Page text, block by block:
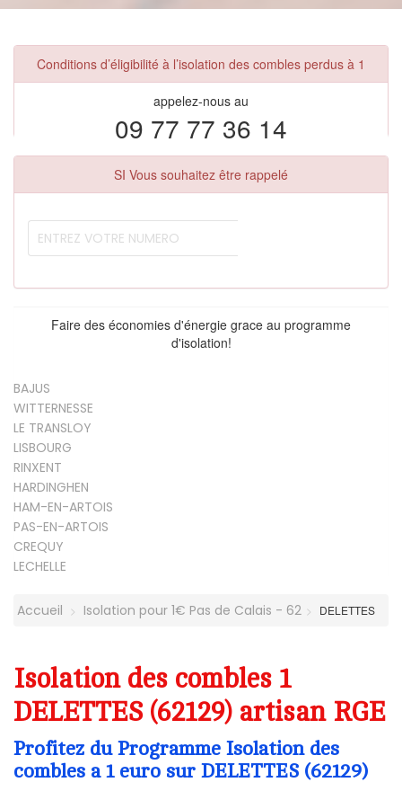
Conditions d’éligibilité à l’isolation des combles perdus à 1
appelez-nous au
09 77 77 36 14
SI Vous souhaitez être rappelé
Faire des économies d'énergie grace au programme
d'isolation!
BAJUS
WITTERNESSE
LE TRANSLOY
LISBOURG
RINXENT
HARDINGHEN
HAM-EN-ARTOIS
PAS-EN-ARTOIS
CREQUY
LECHELLE
Accueil Isolation pour 1€ Pas de Calais - 62 DELETTES
Isolation des combles 1
DELETTES (62129) artisan RGE
Profitez du Programme Isolation des
combles a 1 euro sur DELETTES (62129)